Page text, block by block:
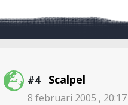
#4 Scalpel
8 februari 2005 , 20:17